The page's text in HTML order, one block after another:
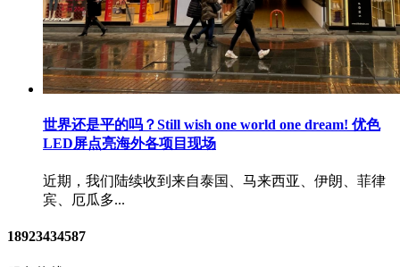
世界还是平的吗？Still wish one world one dream! 优色
LED屏点亮海外各项目现场
近期，我们陆续收到来自泰国、马来西亚、伊朗、菲律
宾、厄瓜多...
18923434587